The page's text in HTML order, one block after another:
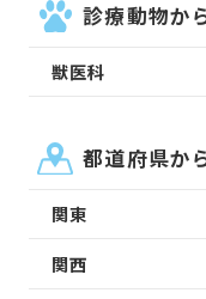
診療動物か
獣医科
都道府県か
関東
関西